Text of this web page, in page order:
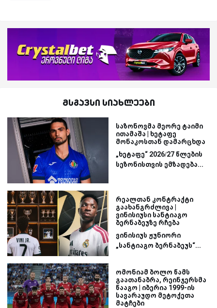
მსგავსი სიახლეები
საზონოვმა მეორე ტაიმი
ითამაშა | ხეტაფე
მონაკოსთან დამარცხდა
„ხეტაფე“ 2026/27 წლების
სეზონისთვის ემზადება...
რეალთან კონტრაქტი
გაახანგრძლივა |
ვინისიუსი სანტიაგო
ბერნაბეუზე რჩება
ვინისიუს ჟუნიორი
„სანტიაგო ბერნაბეუს“...
ომონიამ ბოლო წამს
გაათანაბრა, რეინჯერსმა
წააგო | იბერია 1999-ის
სავარაუდო მეტოქეთა
მატჩები